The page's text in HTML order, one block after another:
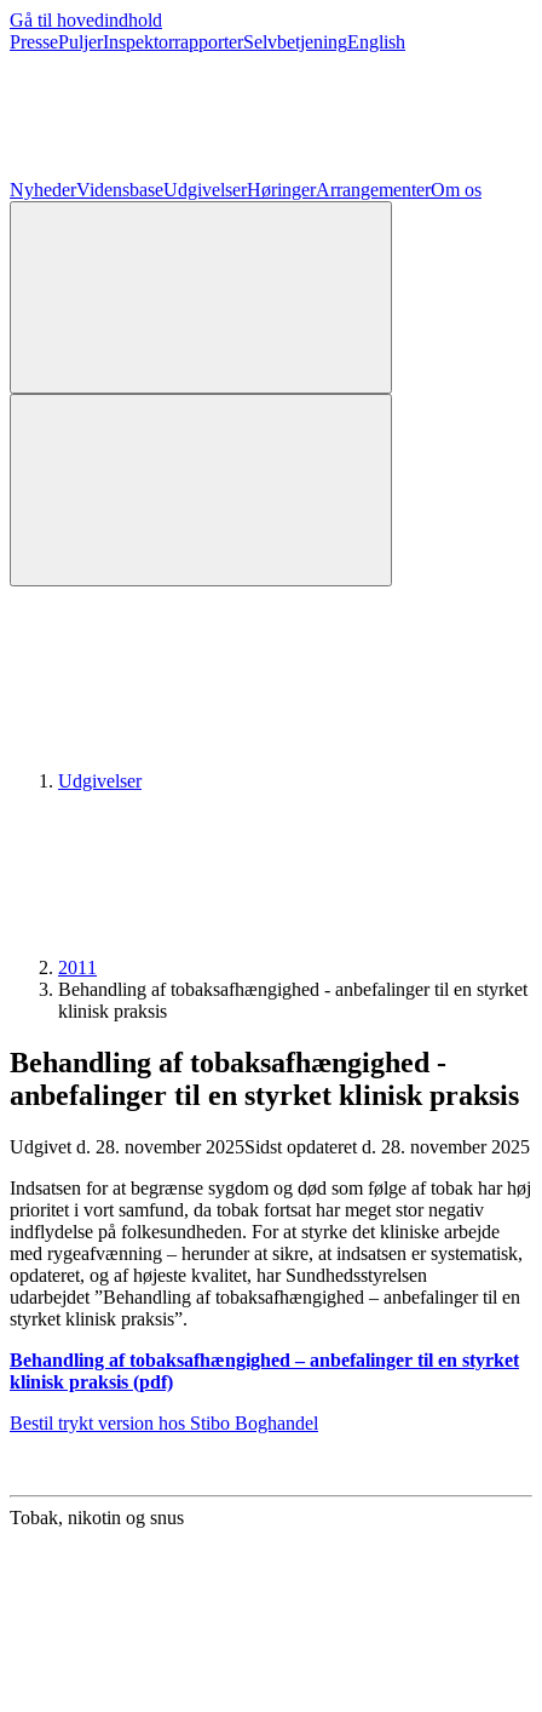
Gå til hovedindhold
PressePuljerInspektorrapporterSelvbetjeningEnglish
NyhederVidensbaseUdgivelserHøringerArrangementerOm os
Udgivelser
2011
Behandling af tobaksafhængighed - anbefalinger til en styrket
klinisk praksis
Behandling af tobaksafhængighed -
anbefalinger til en styrket klinisk praksis
Udgivet d. 28. november 2025Sidst opdateret d. 28. november 2025
Indsatsen for at begrænse sygdom og død som følge af tobak har høj
prioritet i vort samfund, da tobak fortsat har meget stor negativ
indflydelse på folkesundheden. For at styrke det kliniske arbejde
med rygeafvænning – herunder at sikre, at indsatsen er systematisk,
opdateret, og af højeste kvalitet, har Sundhedsstyrelsen
udarbejdet ”Behandling af tobaksafhængighed – anbefalinger til en
styrket klinisk praksis”.
Behandling af tobaksafhængighed – anbefalinger til en styrket
klinisk praksis (pdf)
Bestil trykt version hos Stibo Boghandel
Tobak, nikotin og snus